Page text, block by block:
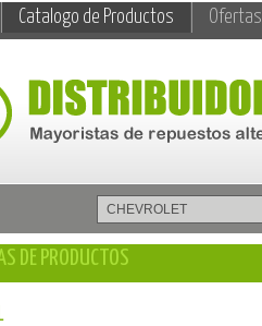
Catalogo de Productos Ofertas
DE PRODUCTOS